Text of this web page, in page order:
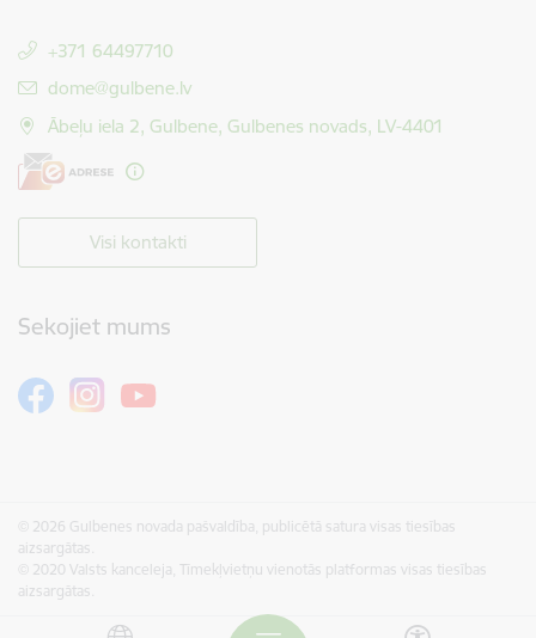
+371 64497710
E-pasts:
dome@gulbene.lv
Ābeļu iela 2, Gulbene, Gulbenes novads, LV-4401
Visi kontakti
Sekojiet mums
© 2026 Gulbenes novada pašvaldība, publicētā satura visas tiesības
aizsargātas.
© 2020 Valsts kanceleja, Tīmekļvietņu vienotās platformas visas tiesības
aizsargātas.